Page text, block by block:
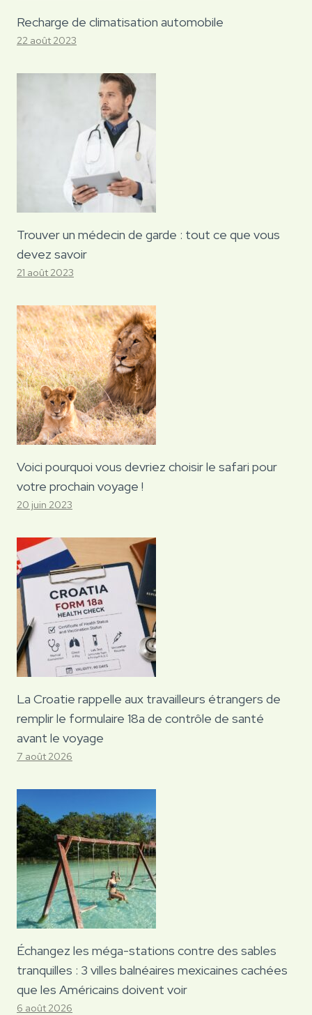
Recharge de climatisation automobile
22 août 2023
Trouver un médecin de garde : tout ce que vous
devez savoir
21 août 2023
Voici pourquoi vous devriez choisir le safari pour
votre prochain voyage !
20 juin 2023
La Croatie rappelle aux travailleurs étrangers de
remplir le formulaire 18a de contrôle de santé
avant le voyage
7 août 2026
Échangez les méga-stations contre des sables
tranquilles : 3 villes balnéaires mexicaines cachées
que les Américains doivent voir
6 août 2026